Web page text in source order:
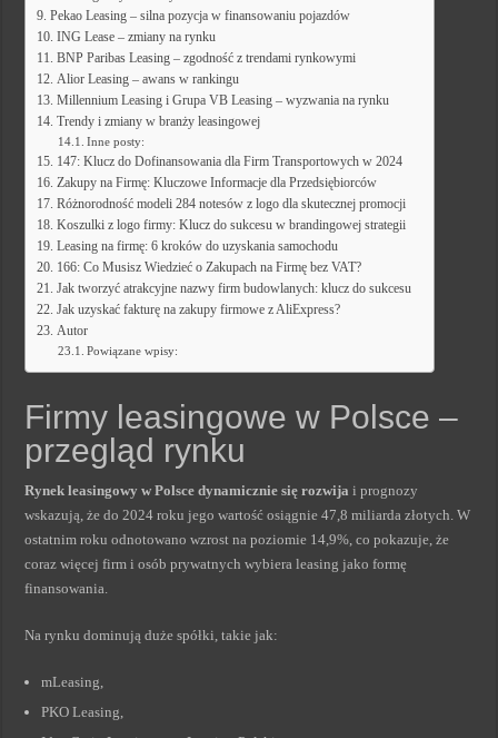
Pekao Leasing – silna pozycja w finansowaniu pojazdów
ING Lease – zmiany na rynku
BNP Paribas Leasing – zgodność z trendami rynkowymi
Alior Leasing – awans w rankingu
Millennium Leasing i Grupa VB Leasing – wyzwania na rynku
Trendy i zmiany w branży leasingowej
Inne posty:
147: Klucz do Dofinansowania dla Firm Transportowych w 2024
Zakupy na Firmę: Kluczowe Informacje dla Przedsiębiorców
Różnorodność modeli 284 notesów z logo dla skutecznej promocji
Koszulki z logo firmy: Klucz do sukcesu w brandingowej strategii
Leasing na firmę: 6 kroków do uzyskania samochodu
166: Co Musisz Wiedzieć o Zakupach na Firmę bez VAT?
Jak tworzyć atrakcyjne nazwy firm budowlanych: klucz do sukcesu
Jak uzyskać fakturę na zakupy firmowe z AliExpress?
Autor
Powiązane wpisy:
Firmy leasingowe w Polsce –
przegląd rynku
Rynek leasingowy w Polsce dynamicznie się rozwija i prognozy
wskazują, że do 2024 roku jego wartość osiągnie 47,8 miliarda złotych. W
ostatnim roku odnotowano wzrost na poziomie 14,9%, co pokazuje, że
coraz więcej firm i osób prywatnych wybiera leasing jako formę
finansowania.
Na rynku dominują duże spółki, takie jak:
mLeasing,
PKO Leasing,